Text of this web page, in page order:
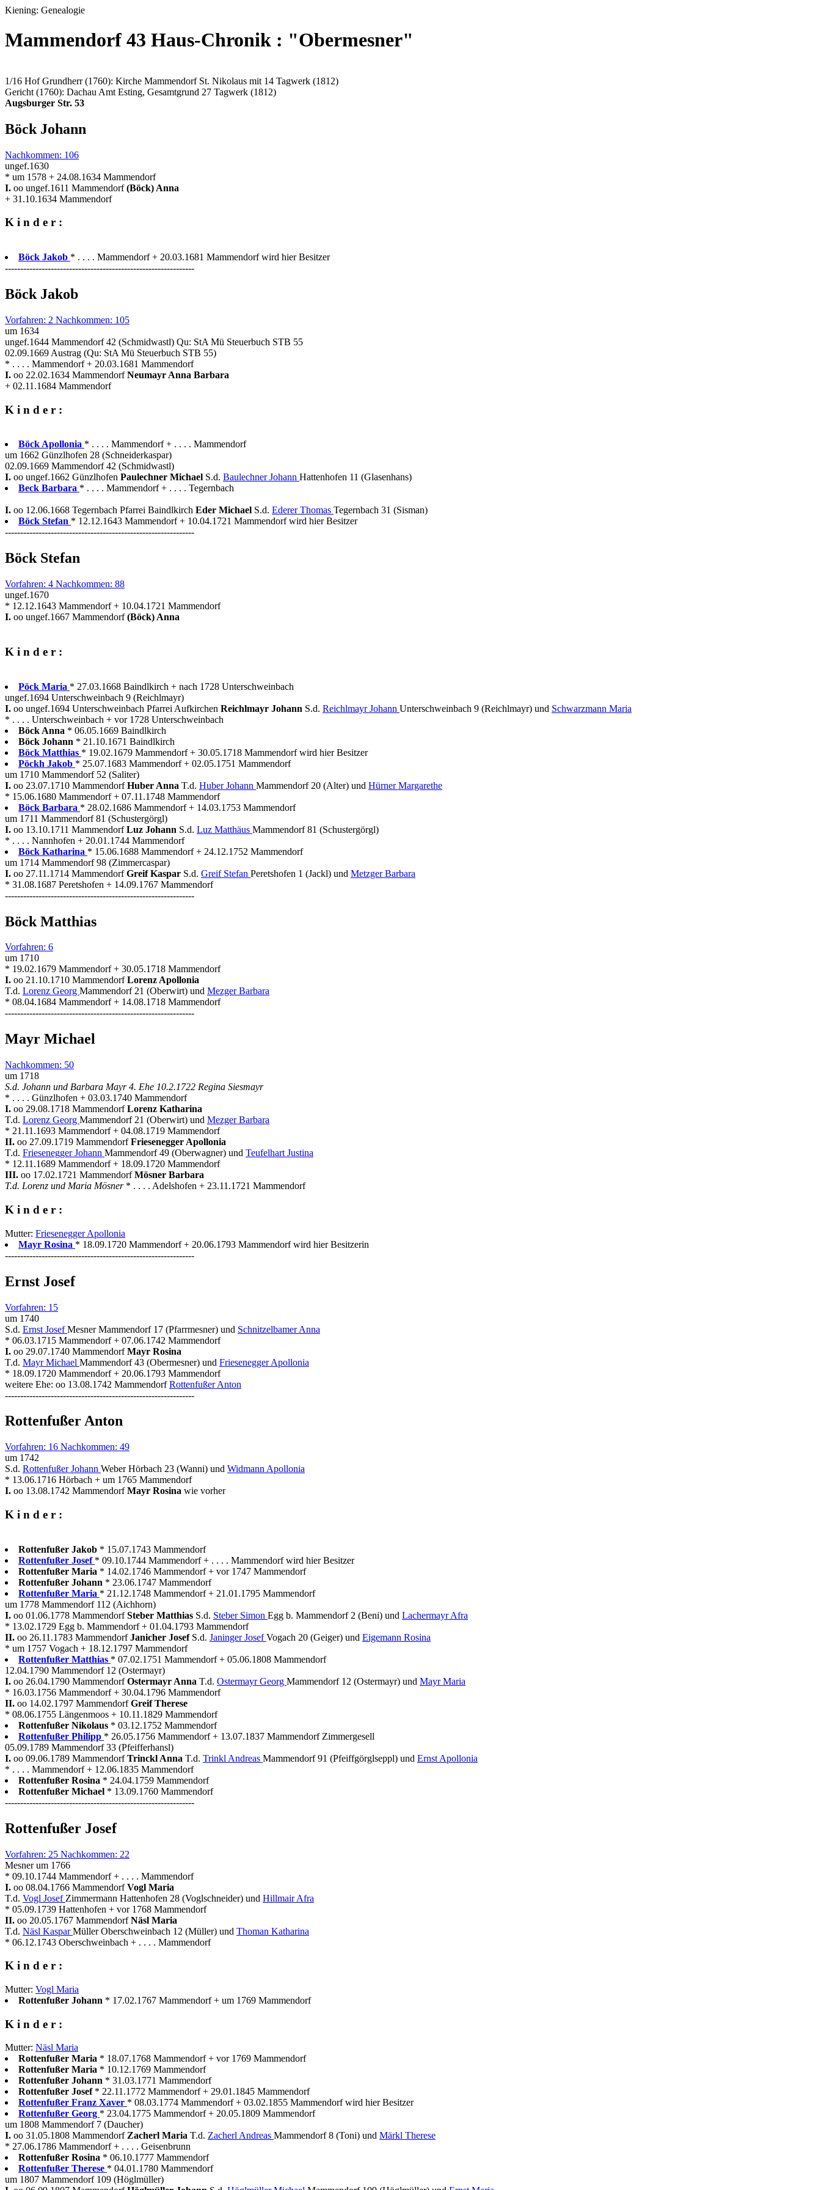
Kiening: Genealogie
Mammendorf 43 Haus-Chronik : "Obermesner"
1/16 Hof Grundherr (1760): Kirche Mammendorf St. Nikolaus mit 14 Tagwerk (1812)
Gericht (1760): Dachau Amt Esting, Gesamtgrund 27 Tagwerk (1812)
Augsburger Str. 53
Böck Johann
Nachkommen: 106
ungef.1630
* um 1578 + 24.08.1634 Mammendorf
I. oo ungef.1611 Mammendorf(Böck) Anna
+ 31.10.1634 Mammendorf
K i n d e r :
Böck Jakob * . . . . Mammendorf + 20.03.1681 Mammendorf wird hier Besitzer
--------------------------------------------------------------
Böck Jakob
Vorfahren: 2 Nachkommen: 105
um 1634
ungef.1644 Mammendorf 42 (Schmidwastl) Qu: StA Mü Steuerbuch STB 55
02.09.1669 Austrag (Qu: StA Mü Steuerbuch STB 55)
* . . . . Mammendorf + 20.03.1681 Mammendorf
I. oo 22.02.1634 MammendorfNeumayr Anna Barbara
+ 02.11.1684 Mammendorf
K i n d e r :
Böck Apollonia * . . . . Mammendorf + . . . . Mammendorf
um 1662 Günzlhofen 28 (Schneiderkaspar)
02.09.1669 Mammendorf 42 (Schmidwastl)
I. oo ungef.1662 Günzlhofen Paulechner Michael S.d. Baulechner Johann Hattenhofen 11 (Glasenhans)
Beck Barbara * . . . . Mammendorf + . . . . Tegernbach
I. oo 12.06.1668 Tegernbach Pfarrei Baindlkirch Eder Michael S.d. Ederer Thomas Tegernbach 31 (Sisman)
Böck Stefan * 12.12.1643 Mammendorf + 10.04.1721 Mammendorf wird hier Besitzer
--------------------------------------------------------------
Böck Stefan
Vorfahren: 4 Nachkommen: 88
ungef.1670
* 12.12.1643 Mammendorf + 10.04.1721 Mammendorf
I. oo ungef.1667 Mammendorf(Böck) Anna
K i n d e r :
Pöck Maria * 27.03.1668 Baindlkirch + nach 1728 Unterschweinbach
ungef.1694 Unterschweinbach 9 (Reichlmayr)
I. oo ungef.1694 Unterschweinbach Pfarrei Aufkirchen Reichlmayr Johann S.d. Reichlmayr Johann Unterschweinbach 9 (Reichlmayr) und Schwarzmann Maria
* . . . . Unterschweinbach + vor 1728 Unterschweinbach
Böck Anna * 06.05.1669 Baindlkirch
Böck Johann * 21.10.1671 Baindlkirch
Böck Matthias * 19.02.1679 Mammendorf + 30.05.1718 Mammendorf wird hier Besitzer
Pöckh Jakob * 25.07.1683 Mammendorf + 02.05.1751 Mammendorf
um 1710 Mammendorf 52 (Saliter)
I. oo 23.07.1710 MammendorfHuber Anna T.d. Huber Johann Mammendorf 20 (Alter) und Hürner Margarethe
* 15.06.1680 Mammendorf + 07.11.1748 Mammendorf
Böck Barbara * 28.02.1686 Mammendorf + 14.03.1753 Mammendorf
um 1711 Mammendorf 81 (Schustergörgl)
I. oo 13.10.1711 MammendorfLuz Johann S.d. Luz Matthäus Mammendorf 81 (Schustergörgl)
* . . . . Nannhofen + 20.01.1744 Mammendorf
Böck Katharina * 15.06.1688 Mammendorf + 24.12.1752 Mammendorf
um 1714 Mammendorf 98 (Zimmercaspar)
I. oo 27.11.1714 MammendorfGreif Kaspar S.d. Greif Stefan Peretshofen 1 (Jackl) und Metzger Barbara
* 31.08.1687 Peretshofen + 14.09.1767 Mammendorf
--------------------------------------------------------------
Böck Matthias
Vorfahren: 6
um 1710
* 19.02.1679 Mammendorf + 30.05.1718 Mammendorf
I. oo 21.10.1710 MammendorfLorenz Apollonia
T.d. Lorenz Georg Mammendorf 21 (Oberwirt) und Mezger Barbara
* 08.04.1684 Mammendorf + 14.08.1718 Mammendorf
--------------------------------------------------------------
Mayr Michael
Nachkommen: 50
um 1718
S.d. Johann und Barbara Mayr 4. Ehe 10.2.1722 Regina Siesmayr
* . . . . Günzlhofen + 03.03.1740 Mammendorf
I. oo 29.08.1718 MammendorfLorenz Katharina
T.d. Lorenz Georg Mammendorf 21 (Oberwirt) und Mezger Barbara
* 21.11.1693 Mammendorf + 04.08.1719 Mammendorf
II. oo 27.09.1719 MammendorfFriesenegger Apollonia
T.d. Friesenegger Johann Mammendorf 49 (Oberwagner) und Teufelhart Justina
* 12.11.1689 Mammendorf + 18.09.1720 Mammendorf
III. oo 17.02.1721 MammendorfMösner Barbara
T.d. Lorenz und Maria Mösner * . . . . Adelshofen + 23.11.1721 Mammendorf
K i n d e r :
Mutter: Friesenegger Apollonia
Mayr Rosina * 18.09.1720 Mammendorf + 20.06.1793 Mammendorf wird hier Besitzerin
--------------------------------------------------------------
Ernst Josef
Vorfahren: 15
um 1740
S.d. Ernst JosefMesner Mammendorf 17 (Pfarrmesner) und Schnitzelbamer Anna
* 06.03.1715 Mammendorf + 07.06.1742 Mammendorf
I. oo 29.07.1740 MammendorfMayr Rosina
T.d. Mayr Michael Mammendorf 43 (Obermesner) und Friesenegger Apollonia
* 18.09.1720 Mammendorf + 20.06.1793 Mammendorf
weitere Ehe: oo 13.08.1742 MammendorfRottenfußer Anton
--------------------------------------------------------------
Rottenfußer Anton
Vorfahren: 16 Nachkommen: 49
um 1742
S.d. Rottenfußer Johann Weber Hörbach 23 (Wanni) und Widmann Apollonia
* 13.06.1716 Hörbach + um 1765 Mammendorf
I. oo 13.08.1742 MammendorfMayr Rosina wie vorher
K i n d e r :
Rottenfußer Jakob * 15.07.1743 Mammendorf
Rottenfußer Josef * 09.10.1744 Mammendorf + . . . . Mammendorf wird hier Besitzer
Rottenfußer Maria * 14.02.1746 Mammendorf + vor 1747 Mammendorf
Rottenfußer Johann * 23.06.1747 Mammendorf
Rottenfußer Maria * 21.12.1748 Mammendorf + 21.01.1795 Mammendorf
um 1778 Mammendorf 112 (Aichhorn)
I. oo 01.06.1778 MammendorfSteber Matthias S.d. Steber Simon Egg b. Mammendorf 2 (Beni) und Lachermayr Afra
* 13.02.1729 Egg b. Mammendorf + 01.04.1793 Mammendorf
II. oo 26.11.1783 MammendorfJanicher Josef S.d. Janinger JosefVogach 20 (Geiger) und Eigemann Rosina
* um 1757 Vogach + 18.12.1797 Mammendorf
Rottenfußer Matthias * 07.02.1751 Mammendorf + 05.06.1808 Mammendorf
12.04.1790 Mammendorf 12 (Ostermayr)
I. oo 26.04.1790 MammendorfOstermayr Anna T.d. Ostermayr Georg Mammendorf 12 (Ostermayr) und Mayr Maria
* 16.03.1756 Mammendorf + 30.04.1796 Mammendorf
II. oo 14.02.1797 MammendorfGreif Therese
* 08.06.1755 Längenmoos + 10.11.1829 Mammendorf
Rottenfußer Nikolaus * 03.12.1752 Mammendorf
Rottenfußer Philipp * 26.05.1756 Mammendorf + 13.07.1837 Mammendorf Zimmergesell
05.09.1789 Mammendorf 33 (Pfeifferhansl)
I. oo 09.06.1789 MammendorfTrinckl Anna T.d. Trinkl Andreas Mammendorf 91 (Pfeiffgörglseppl) und Ernst Apollonia
* . . . . Mammendorf + 12.06.1835 Mammendorf
Rottenfußer Rosina * 24.04.1759 Mammendorf
Rottenfußer Michael * 13.09.1760 Mammendorf
--------------------------------------------------------------
Rottenfußer Josef
Vorfahren: 25 Nachkommen: 22
Mesner um 1766
* 09.10.1744 Mammendorf + . . . . Mammendorf
I. oo 08.04.1766 MammendorfVogl Maria
T.d. Vogl Josef Zimmermann Hattenhofen 28 (Voglschneider) und Hillmair Afra
* 05.09.1739 Hattenhofen + vor 1768 Mammendorf
II. oo 20.05.1767 MammendorfNäsl Maria
T.d. Näsl KasparMüller Oberschweinbach 12 (Müller) und Thoman Katharina
* 06.12.1743 Oberschweinbach + . . . . Mammendorf
K i n d e r :
Mutter: Vogl Maria
Rottenfußer Johann * 17.02.1767 Mammendorf + um 1769 Mammendorf
K i n d e r :
Mutter: Näsl Maria
Rottenfußer Maria * 18.07.1768 Mammendorf + vor 1769 Mammendorf
Rottenfußer Maria * 10.12.1769 Mammendorf
Rottenfußer Johann * 31.03.1771 Mammendorf
Rottenfußer Josef * 22.11.1772 Mammendorf + 29.01.1845 Mammendorf
Rottenfußer Franz Xaver * 08.03.1774 Mammendorf + 03.02.1855 Mammendorf wird hier Besitzer
Rottenfußer Georg * 23.04.1775 Mammendorf + 20.05.1809 Mammendorf
um 1808 Mammendorf 7 (Daucher)
I. oo 31.05.1808 MammendorfZacherl Maria T.d. Zacherl Andreas Mammendorf 8 (Toni) und Märkl Therese
* 27.06.1786 Mammendorf + . . . . Geisenbrunn
Rottenfußer Rosina * 06.10.1777 Mammendorf
Rottenfußer Therese * 04.01.1780 Mammendorf
um 1807 Mammendorf 109 (Höglmüller)